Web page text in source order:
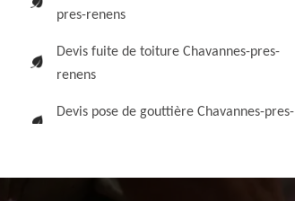
pres-renens
Devis fuite de toiture Chavannes-pres-
renens
Devis pose de gouttière Chavannes-pres-